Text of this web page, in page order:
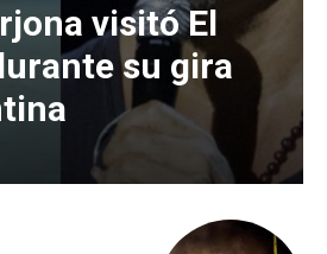
visitó El
su gira